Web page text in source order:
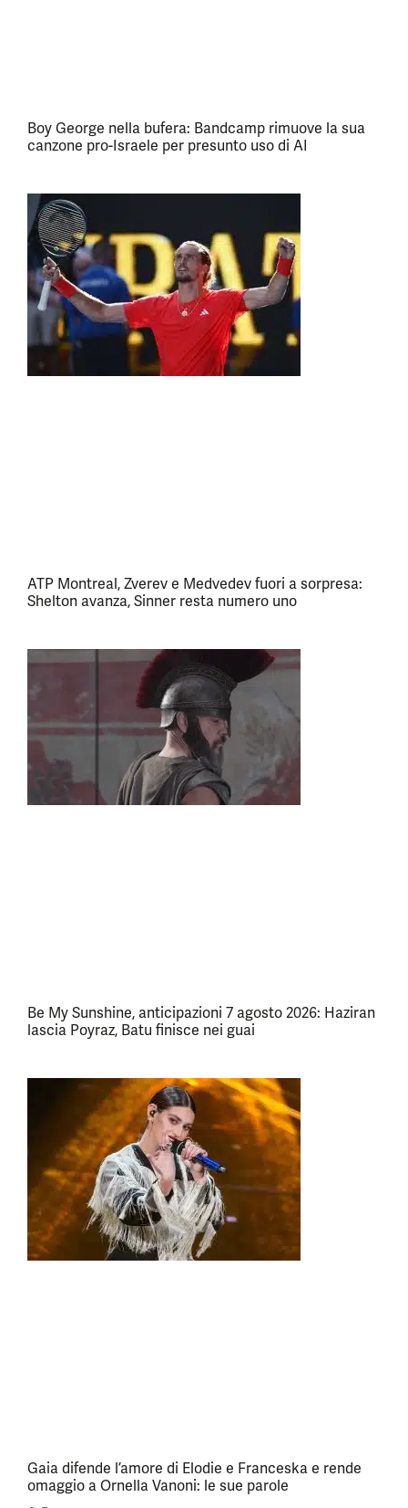
Boy George nella bufera: Bandcamp rimuove la sua
canzone pro-Israele per presunto uso di AI
ATP Montreal, Zverev e Medvedev fuori a sorpresa:
Shelton avanza, Sinner resta numero uno
Be My Sunshine, anticipazioni 7 agosto 2026: Haziran
lascia Poyraz, Batu finisce nei guai
Gaia difende l’amore di Elodie e Franceska e rende
omaggio a Ornella Vanoni: le sue parole